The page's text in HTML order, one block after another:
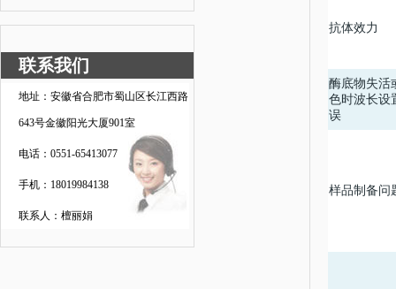
联系我们
地址：安徽省合肥市蜀山区长江西路
643号金徽阳光大厦901室
电话：0551-65413077
手机：18019984138
联系人：檀丽娟
抗体效力
酶底物失活
色时波长设
误
样品制备问